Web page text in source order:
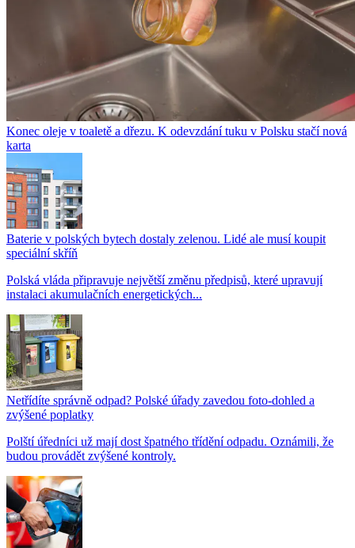
Konec oleje v toaletě a dřezu. K odevzdání tuku v Polsku stačí nová
karta
Baterie v polských bytech dostaly zelenou. Lidé ale musí koupit
speciální skříň
Polská vláda připravuje největší změnu předpisů, které upravují
instalaci akumulačních energetických...
Netřídíte správně odpad? Polské úřady zavedou foto-dohled a
zvýšené poplatky
Polští úředníci už mají dost špatného třídění odpadu. Oznámili, že
budou provádět zvýšené kontroly.